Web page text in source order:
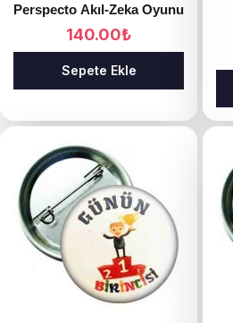
Perspecto Akıl-Zeka Oyunu
140.00₺
Sepete Ekle